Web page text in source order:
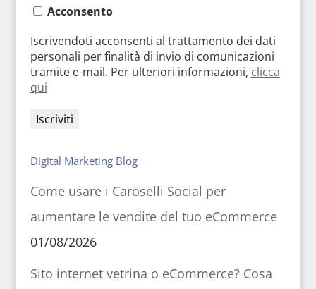
Acconsento
Iscrivendoti acconsenti al trattamento dei dati
personali per finalità di invio di comunicazioni
tramite e-mail. Per ulteriori informazioni, clicca
qui
Digital Marketing Blog
Come usare i Caroselli Social per
aumentare le vendite del tuo eCommerce
01/08/2026
Sito internet vetrina o eCommerce? Cosa